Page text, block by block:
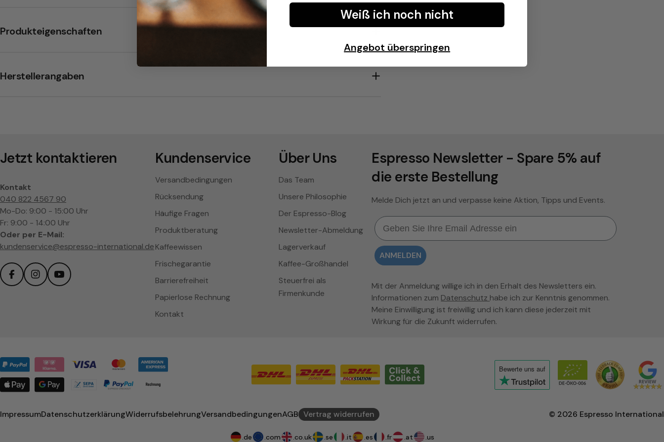
o
S
d
s
Produkteigenschaften
Herstellerangaben
Jetzt kontaktieren
Kontakt
040 822 4567 90
Mo-Do: 9:00 - 15:00 Uhr
Fr: 9:00 - 14:00 Uhr
Oder per E-Mail:
kundenservice@espresso-international.de
FacebookInstagramYouTube
Kundenservice
Versandbedingungen
Rücksendung
Häufige Fragen
Produktberatung
Kaffeewissen
Frischegarantie
Barrierefreiheit
Papierlose Rechnung
Kontakt
Über Uns
Das Team
Unsere Philosophie
Der Espresso-Blog
Newsletter-Abmeldung
Lagerverkauf
Kaffee-Großhandel
Steuerfrei als
Firmenkunde
Espresso Newsletter - Spare 5% auf
die erste Bestellung
Melde Dich jetzt an und verpasse keine Aktion, Tipps und Events.
Email
ANMELDEN
Mit der Anmeldung willige ich in den Erhalt des Newsletters ein.
Informationen zum Datenschutz habe ich zur Kenntnis genommen.
Meine Einwilligung ist freiwillig und ich kann diese jederzeit mit
Wirkung für die Zukunft widerrufen.
Zahlungsmethoden
Bewerte uns auf
Click
to
ImpressumDatenschutzerklärungWiderrufsbelehrungVersandbedingungenAGB Vertrag widerrufen © 2026 Espresso International
.de .com .co.uk .se .it .es .fr .at .us
Weiß ich noch nicht
Angebot überspringen